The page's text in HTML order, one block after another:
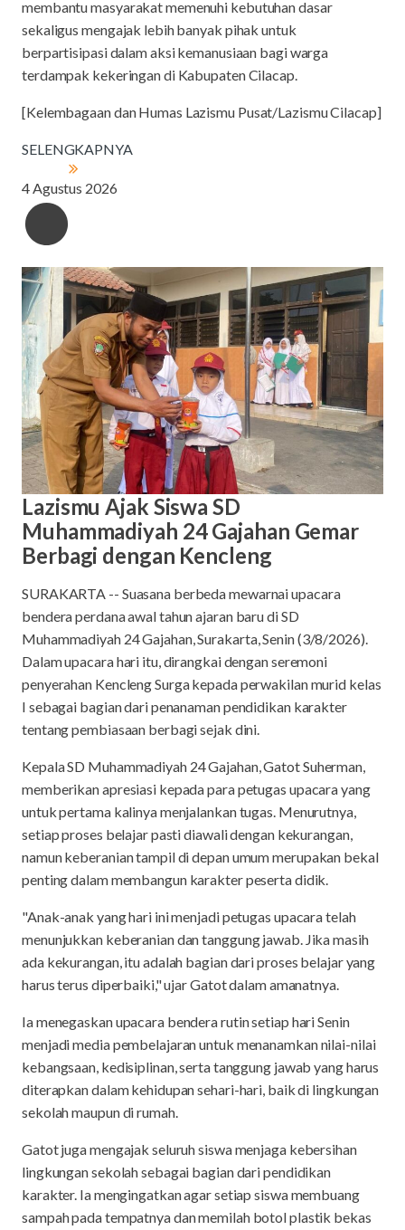
membantu masyarakat memenuhi kebutuhan dasar
sekaligus mengajak lebih banyak pihak untuk
berpartisipasi dalam aksi kemanusiaan bagi warga
terdampak kekeringan di Kabupaten Cilacap.
[Kelembagaan dan Humas Lazismu Pusat/Lazismu Cilacap]
SELENGKAPNYA
4 Agustus 2026
Lazismu Ajak Siswa SD
Muhammadiyah 24 Gajahan Gemar
Berbagi dengan Kencleng
SURAKARTA -- Suasana berbeda mewarnai upacara
bendera perdana awal tahun ajaran baru di SD
Muhammadiyah 24 Gajahan, Surakarta, Senin (3/8/2026).
Dalam upacara hari itu, dirangkai dengan seremoni
penyerahan Kencleng Surga kepada perwakilan murid kelas
I sebagai bagian dari penanaman pendidikan karakter
tentang pembiasaan berbagi sejak dini.
Kepala SD Muhammadiyah 24 Gajahan, Gatot Suherman,
memberikan apresiasi kepada para petugas upacara yang
untuk pertama kalinya menjalankan tugas. Menurutnya,
setiap proses belajar pasti diawali dengan kekurangan,
namun keberanian tampil di depan umum merupakan bekal
penting dalam membangun karakter peserta didik.
"Anak-anak yang hari ini menjadi petugas upacara telah
menunjukkan keberanian dan tanggung jawab. Jika masih
ada kekurangan, itu adalah bagian dari proses belajar yang
harus terus diperbaiki," ujar Gatot dalam amanatnya.
Ia menegaskan upacara bendera rutin setiap hari Senin
menjadi media pembelajaran untuk menanamkan nilai-nilai
kebangsaan, kedisiplinan, serta tanggung jawab yang harus
diterapkan dalam kehidupan sehari-hari, baik di lingkungan
sekolah maupun di rumah.
Gatot juga mengajak seluruh siswa menjaga kebersihan
lingkungan sekolah sebagai bagian dari pendidikan
karakter. Ia mengingatkan agar setiap siswa membuang
sampah pada tempatnya dan memilah botol plastik bekas